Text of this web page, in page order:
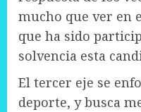
mucho que ver en
que ha sido
solvencia esta
El tercer eje se
deporte, y busca